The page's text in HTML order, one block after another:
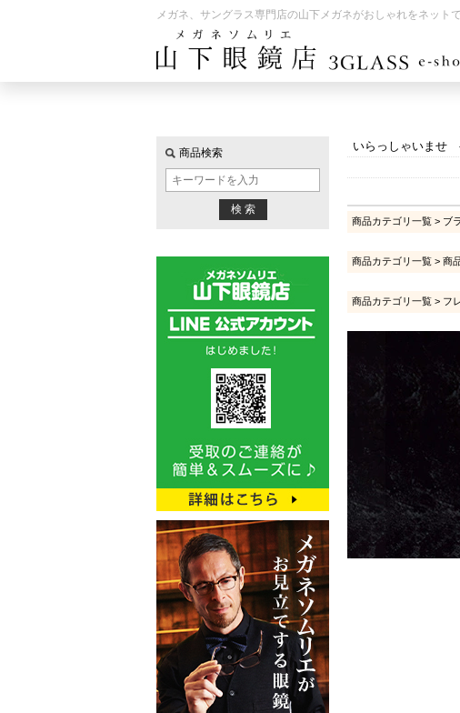
メガネ、サングラス専門店の山下メガネがおしゃれをネット
商品検索
いらっしゃいませ
商品カテゴリ一覧 > ブ
商品カテゴリ一覧 > 商
商品カテゴリ一覧 > フ